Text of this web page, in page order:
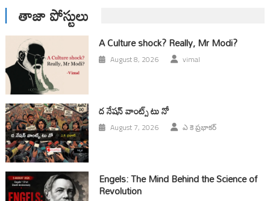
తాజా పోస్టులు
A Culture shock? Really, Mr Modi?
August 8, 2026 vimal
ద నేషన్ వాంట్స్ టు నో
August 7, 2026 ఎ కె ప్రభాకర్
Engels: The Mind Behind the Science of
Revolution